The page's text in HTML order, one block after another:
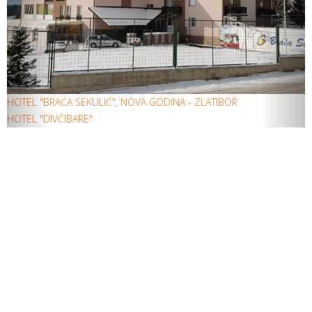
HOTEL "BRAĆA SEKULIĆ", NOVA GODINA - ZLATIBOR
HOTEL "DIVČIBARE"